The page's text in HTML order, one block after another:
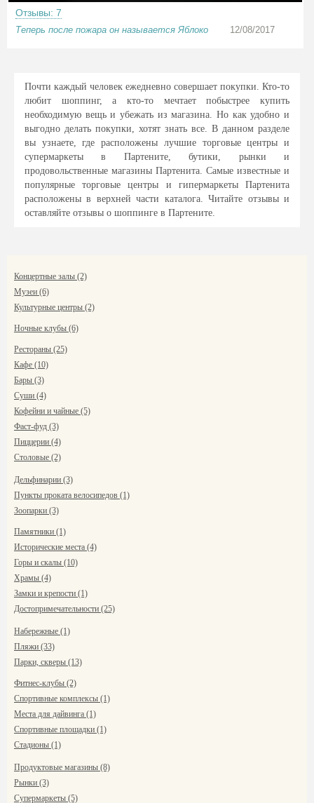
Отзывы: 7
Теперь после пожара он называется Яблоко 12/08/2017
Почти каждый человек ежедневно совершает покупки. Кто-то
любит шоппинг, а кто-то мечтает побыстрее купить
необходимую вещь и убежать из магазина. Но как удобно и
выгодно делать покупки, хотят знать все. В данном разделе
вы узнаете, где расположены лучшие торговые центры и
супермаркеты в Партените, бутики, рынки и
продовольственные магазины Партенита. Самые известные и
популярные торговые центры и гипермаркеты Партенита
расположены в верхней части каталога. Читайте отзывы и
оставляйте отзывы о шоппинге в Партените.
Концертные залы (2)
Музеи (6)
Культурные центры (2)
Ночные клубы (6)
Рестораны (25)
Кафе (10)
Бары (3)
Суши (4)
Кофейни и чайные (5)
Фаст-фуд (3)
Пиццерии (4)
Столовые (2)
Дельфинарии (3)
Пункты проката велосипедов (1)
Зоопарки (3)
Памятники (1)
Исторические места (4)
Горы и скалы (10)
Храмы (4)
Замки и крепости (1)
Достопримечательности (25)
Набережные (1)
Пляжи (33)
Парки, скверы (13)
Фитнес-клубы (2)
Спортивные комплексы (1)
Места для дайвинга (1)
Спортивные площадки (1)
Стадионы (1)
Продуктовые магазины (8)
Рынки (3)
Супермаркеты (5)